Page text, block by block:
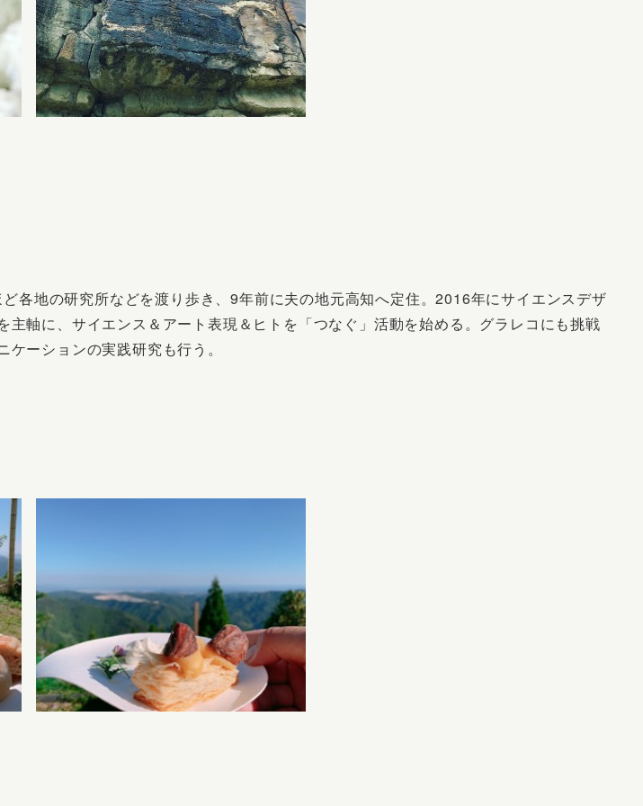
各地の研究所などを渡り歩き、9年前に夫の地元高知へ定住。2016年にサイエンスデザ
軸に、サイエンス＆アート表現＆ヒトを「つなぐ」活動を始める。グラレコにも挑戦
ーションの実践研究も行う。